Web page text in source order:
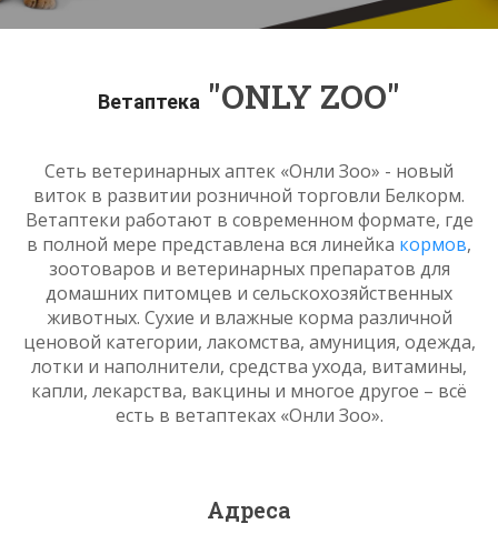
Ветаптека "ONLY ZOO"
Сеть ветеринарных аптек «Онли Зоо» - новый
виток в развитии розничной торговли Белкорм.
Ветаптеки работают в современном формате, где
в полной мере представлена вся линейка кормов,
зоотоваров и ветеринарных препаратов для
домашних питомцев и сельскохозяйственных
животных. Сухие и влажные корма различной
ценовой категории, лакомства, амуниция, одежда,
лотки и наполнители, средства ухода, витамины,
капли, лекарства, вакцины и многое другое – всё
есть в ветаптеках «Онли Зоо».
Адреса